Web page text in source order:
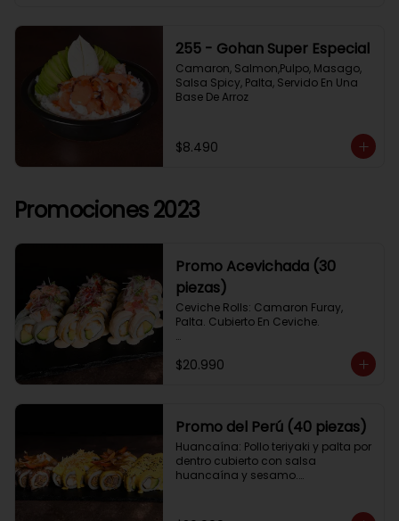
255 - Gohan Super Especial
Camaron, Salmon,Pulpo, Masago,
Salsa Spicy, Palta, Servido En Una
Base De Arroz
$8.490
Promociones 2023
Promo Acevichada (30
piezas)
Ceviche Rolls: Camaron Furay,
Palta. Cubierto En Ceviche.
Acevichado Rolls: Camaron Furay,
Palta. Cubierto Con Pescado Blanco
queso crema y palta, frito en panko.
Coronado con salsa acevichada,
toques de cebolla, aji limo y cilantro
$20.990
Promo del Perú (40 piezas)
Huancaína: Pollo teriyaki y palta por
dentro cubierto con salsa
huancaína y sesamo.
dentro cubierto con lomo fino